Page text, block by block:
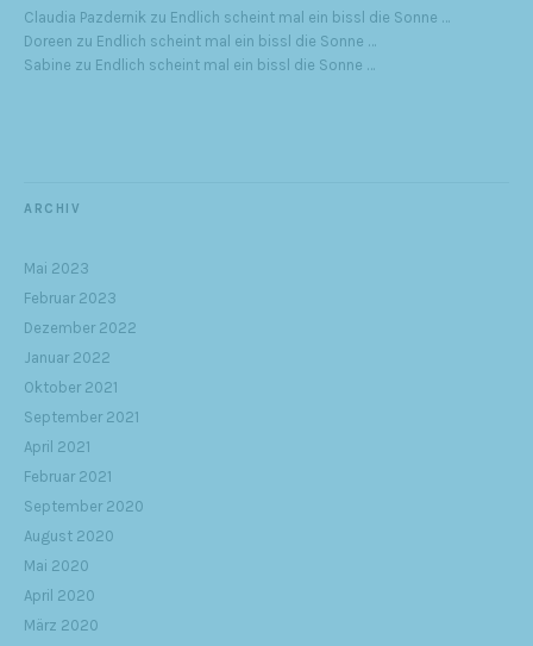
Claudia Pazdernik zu Endlich scheint mal ein bissl die Sonne …
Doreen zu Endlich scheint mal ein bissl die Sonne …
Sabine zu Endlich scheint mal ein bissl die Sonne …
ARCHIV
Mai 2023
Februar 2023
Dezember 2022
Januar 2022
Oktober 2021
September 2021
April 2021
Februar 2021
September 2020
August 2020
Mai 2020
April 2020
März 2020